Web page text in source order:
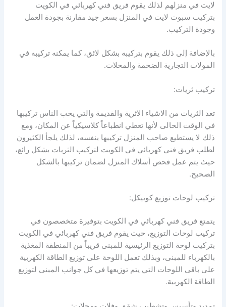
لايت في منزلهم لذلك يقوم فريق فني كهربائي في الكويت
بتركيب سبوت لايت في المنزل بسعر جيد مقارنة بجودة العمل
وجودة التركيب.
بالإضافة إلى ذلك يقوم بتركيبه بشكل لائق، كما يمكنه تركيبه في
المولات التجارية الضخمة والمحلات.
تركيب ثريات:
تعد الثريات من الاشياء الاثرية والقديمة والتي يحب الناس تركيبها
في الوقت الحالى لأنها تعطي انطباعاً كلاسيكياً عن المكان، ومع
ذلك لا يستطيع صاحب المنزل تركيبها بنفسه، لذلك يلجأ الكثيرون
لطلب فريق فني كهربائي في الكويت لتركيب الثريات بشكل رائع،
حيث يتم عمل فحص أسلاك المنزل لضمان تركيبها بالشكل
الصحيح.
تركيب لوحات توزيع كوبيكل:
يتمتع فريق فني كهربائي في الكويت بتوفيرة متخصصون في
تركيب لوحات التوزيع، حيث يقوم فريق فني كهربائي في الكويت
بتركيب لوحة التوزيع الرئيسية للمبنى قريباً من المنطقة المغذية
بالكهرباء للمبنى، وبذلك تعمل اللوحة على توزيع الطاقة الكهربية
على باقى اللوحات التي يتم توزيعها في كل جوانب المبنى لتوزيع
الطاقة الكهربية.